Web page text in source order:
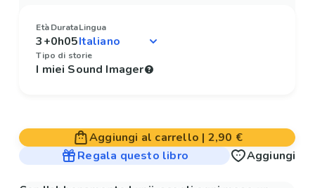
Età
3+
Durata
0h05
Lingua
Tipo di storie
I miei Sound Imager
Aggiungi al carrello | 2,90 €
Regala questo libro
Aggiungi